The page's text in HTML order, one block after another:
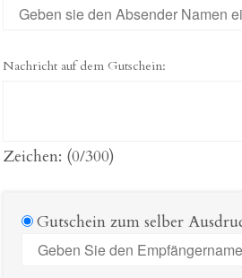
Nachricht auf dem Gutschein:
Zeichen: (0/300)
Gutschein zum selber